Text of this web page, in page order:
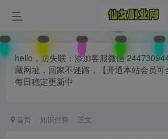
hello，防失联：添加客服微信
藏网址，回家不迷路，【开通本站会员可
每日稳定更新中
首页 知识付费 正文